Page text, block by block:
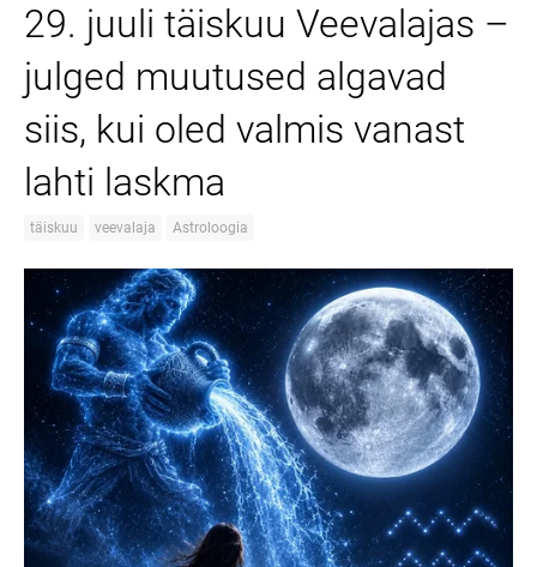
29. juuli täiskuu Veevalajas –
julged muutused algavad
siis, kui oled valmis vanast
lahti laskma
täiskuu veevalaja Astroloogia